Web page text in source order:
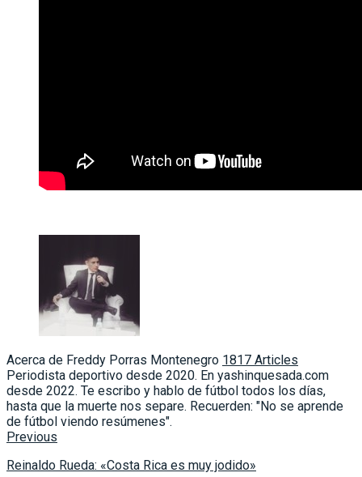
Acerca de Freddy Porras Montenegro 1817 Articles
Periodista deportivo desde 2020. En yashinquesada.com
desde 2022. Te escribo y hablo de fútbol todos los días,
hasta que la muerte nos separe. Recuerden: "No se aprende
de fútbol viendo resúmenes".
Previous
Reinaldo Rueda: «Costa Rica es muy jodido»